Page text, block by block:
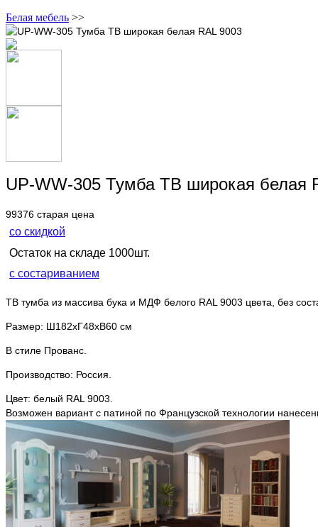
Белая мебель >>
UP-WW-305 Тумба ТВ широкая белая
99376 старая цена
со скидкой
Остаток на складе 1000шт.
с состариванием
ТВ тумба из массива бука и МДФ белого RAL 9003 цвета, без
Размер: Ш182хГ48хВ60 см
В стиле Прованс.
Производство: Россия.
Цвет: белый RAL 9003.
Возможен вариант с патиной по Французской технологии